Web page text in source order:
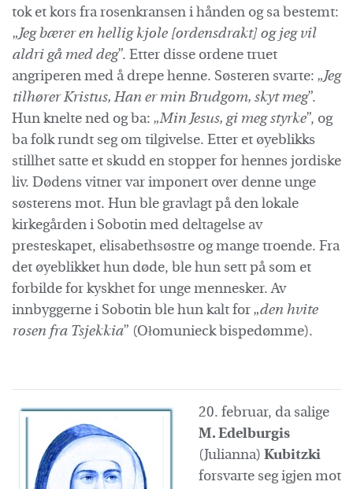
tok et kors fra rosenkransen i hånden og sa bestemt:
„Jeg bærer en hellig kjole [ordensdrakt] og jeg vil
aldri gå med deg”. Etter disse ordene truet
angriperen med å drepe henne. Søsteren svarte: „Jeg
tilhører Kristus, Han er min Brudgom, skyt meg”.
Hun knelte ned og ba: „Min Jesus, gi meg styrke”, og
ba folk rundt seg om tilgivelse. Etter et øyeblikks
stillhet satte et skudd en stopper for hennes jordiske
liv. Dødens vitner var imponert over denne unge
søsterens mot. Hun ble gravlagt på den lokale
kirkegården i Sobotin med deltagelse av
presteskapet, elisabethsøstre og mange troende. Fra
det øyeblikket hun døde, ble hun sett på som et
forbilde for kyskhet for unge mennesker. Av
innbyggerne i Sobotin ble hun kalt for „den hvite
rosen fra Tsjekkia” (Ołomunieck bispedømme).
20. februar, da salige
M. Edelburgis
(Julianna) Kubitzki
forsvarte seg igjen mot